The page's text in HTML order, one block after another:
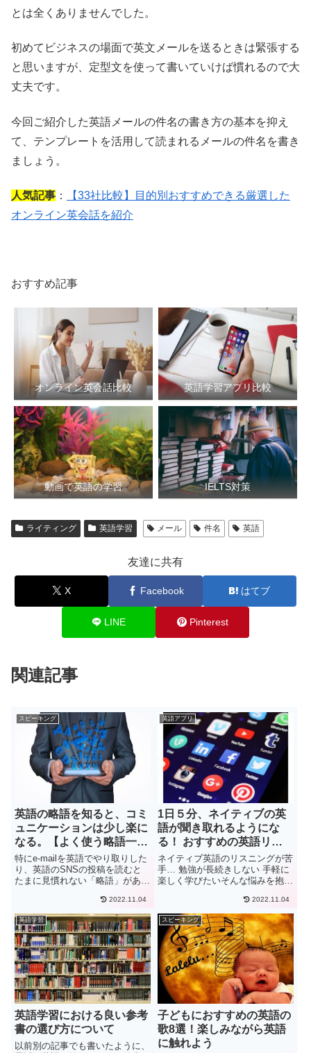
とは全くありませんでした。
初めてビジネスの場面で英文メールを送るときは緊張する
と思いますが、定型文を使って書いていけば慣れるので大
丈夫です。
今回ご紹介した英語メールの件名の書き方の基本を抑え
て、テンプレートを活用して読まれるメールの件名を書き
ましょう。
人気記事 ：
【33社比較】目的別おすすめできる厳選した
オンライン英会話を紹介
おすすめ記事
オンライン英会話比較 英語学習アプリ比較
動画で英語の学習 IELTS対策
ライティング 英語学習 メール 件名 英語
友達に共有
X Facebook はてブ
LINE Pinterest
関連記事
スピーキング
英語の略語を知ると、コミ
ュニケーションは少し楽に
なる。【よく使う略語一
覧】
特にe-mailを英語でやり取りした
り、英語のSNSの投稿を読むと
たまに見慣れない「略語」がある
い・・・ 誰かに聞くのも恥ずか
しい・・・このような方に今回は
よく使う英語の略語を海外在住8
年目のぼくが紹介していきま...
2022.11.04
英語アプリ
1日５分、ネイティブの英
語が聞き取れるようにな
る！ おすすめの英語リス
ニング学習アプリ4選
ネイティブ英語のリスニングが苦
手… 勉強が長続きしない 手軽に
楽しく学びたいそんな悩みを抱え
グ向上には毎日続けることが一番
と言われていますが、コツコツ続
けるのも結構しんどいですよね。
以前のぼくもそうでした。英語...
2022.11.04
英語学習
英語学習における良い参考
書の選び方について
以前別の記事でも書いたように、
スピーキング
子どもにおすすめの英語の
歌8選！楽しみながら英語
に触れよう